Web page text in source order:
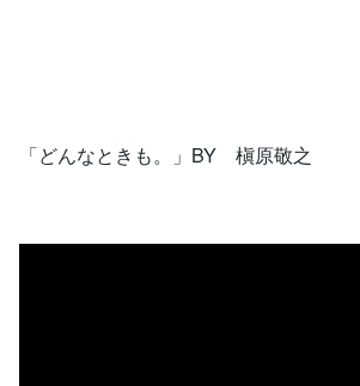
「どんなときも。」BY 槇原敬之